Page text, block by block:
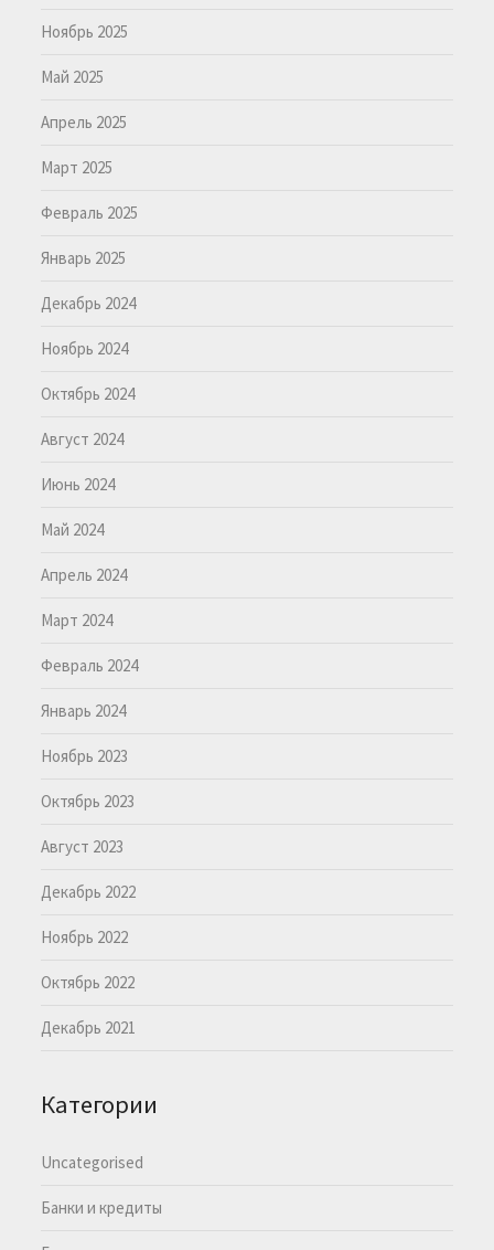
Ноябрь 2025
Май 2025
Апрель 2025
Март 2025
Февраль 2025
Январь 2025
Декабрь 2024
Ноябрь 2024
Октябрь 2024
Август 2024
Июнь 2024
Май 2024
Апрель 2024
Март 2024
Февраль 2024
Январь 2024
Ноябрь 2023
Октябрь 2023
Август 2023
Декабрь 2022
Ноябрь 2022
Октябрь 2022
Декабрь 2021
Категории
Uncategorised
Банки и кредиты